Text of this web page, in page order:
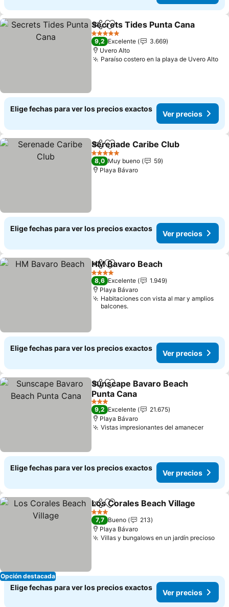
CompartirAgregar a favoritos
Secrets Tides Punta Cana
5 Estrellas
9,2 Excelente
3.669
Uvero Alto
Paraíso costero en la playa de Uvero Alto
Elige fechas para ver los precios exactos
Ver precios
CompartirAgregar a favoritos
Serenade Caribe Club
5 Estrellas
8,0 Muy bueno
59
Playa Bávaro
Elige fechas para ver los precios exactos
Ver precios
CompartirAgregar a favoritos
HM Bavaro Beach
4 Estrellas
8,6 Excelente
1.949
Playa Bávaro
Habitaciones con vista al mar y amplios
balcones.
Elige fechas para ver los precios exactos
Ver precios
CompartirAgregar a favoritos
Sunscape Bavaro Beach
Punta Cana
Ver precios
3 Estrellas
9,2 Excelente
21.675
Playa Bávaro
Vistas impresionantes del amanecerVer
Elige fechas para ver los precios exactos
Ver precios
Opción destacada
CompartirAgregar a favoritos
Los Corales Beach Village
3 Estrellas
7,7 Bueno
213
Playa Bávaro
Villas y bungalows en un jardín precioso
Elige fechas para ver los precios exactos
Ver precios